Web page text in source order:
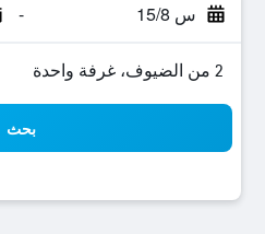
س 15/8 -
2 من الضيوف، غرفة واحدة
بحث